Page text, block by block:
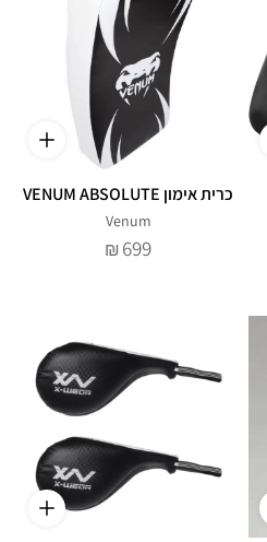
כרית אימון VENUM ABSOLUTE
Venum
₪ 699